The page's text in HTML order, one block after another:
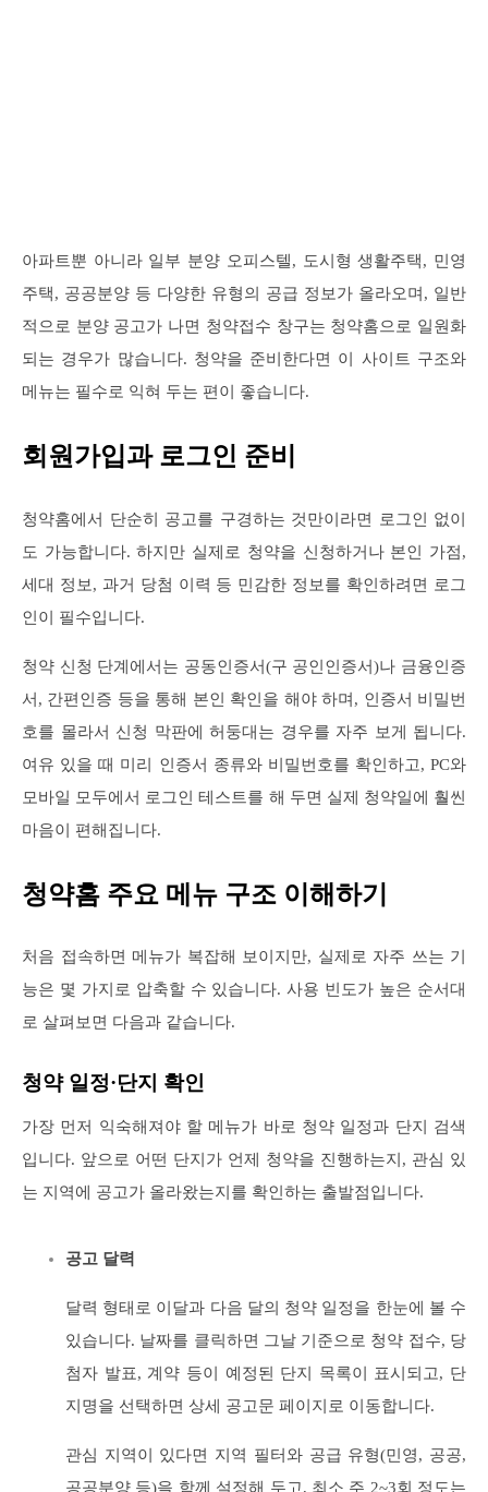
아파트뿐 아니라 일부 분양 오피스텔, 도시형 생활주택, 민영
주택, 공공분양 등 다양한 유형의 공급 정보가 올라오며, 일반
적으로 분양 공고가 나면 청약접수 창구는 청약홈으로 일원화
되는 경우가 많습니다. 청약을 준비한다면 이 사이트 구조와
메뉴는 필수로 익혀 두는 편이 좋습니다.
회원가입과 로그인 준비
청약홈에서 단순히 공고를 구경하는 것만이라면 로그인 없이
도 가능합니다. 하지만 실제로 청약을 신청하거나 본인 가점,
세대 정보, 과거 당첨 이력 등 민감한 정보를 확인하려면 로그
인이 필수입니다.
청약 신청 단계에서는 공동인증서(구 공인인증서)나 금융인증
서, 간편인증 등을 통해 본인 확인을 해야 하며, 인증서 비밀번
호를 몰라서 신청 막판에 허둥대는 경우를 자주 보게 됩니다.
여유 있을 때 미리 인증서 종류와 비밀번호를 확인하고, PC와
모바일 모두에서 로그인 테스트를 해 두면 실제 청약일에 훨씬
마음이 편해집니다.
청약홈 주요 메뉴 구조 이해하기
처음 접속하면 메뉴가 복잡해 보이지만, 실제로 자주 쓰는 기
능은 몇 가지로 압축할 수 있습니다. 사용 빈도가 높은 순서대
로 살펴보면 다음과 같습니다.
청약 일정·단지 확인
가장 먼저 익숙해져야 할 메뉴가 바로 청약 일정과 단지 검색
입니다. 앞으로 어떤 단지가 언제 청약을 진행하는지, 관심 있
는 지역에 공고가 올라왔는지를 확인하는 출발점입니다.
공고 달력
달력 형태로 이달과 다음 달의 청약 일정을 한눈에 볼 수
있습니다. 날짜를 클릭하면 그날 기준으로 청약 접수, 당
첨자 발표, 계약 등이 예정된 단지 목록이 표시되고, 단
지명을 선택하면 상세 공고문 페이지로 이동합니다.
관심 지역이 있다면 지역 필터와 공급 유형(민영, 공공,
공공분양 등)을 함께 설정해 두고, 최소 주 2~3회 정도는